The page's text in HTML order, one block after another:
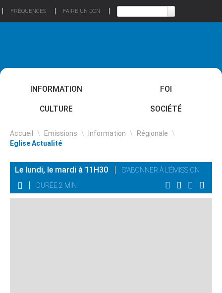
FRÉQUENCES FAIRE UN DON
INFORMATION FOI
CULTURE SOCIÉTÉ
Accueil \ Emissions \ Information \ Régionale \
Eglise Actualité
Le lundi, le mardi à 11H30
S'ABONNER À L'ÉMISSION
DURÉE 2 MIN